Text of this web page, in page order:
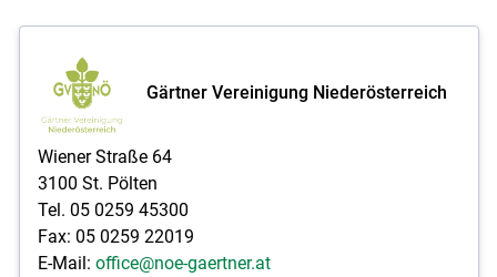
Gärtner Vereinigung Niederösterreich
Wiener Straße 64
3100 St. Pölten
Tel. 05 0259 45300
Fax: 05 0259 22019
E-Mail: office@noe-gaertner.at